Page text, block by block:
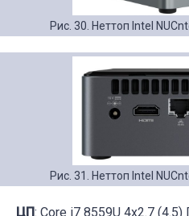
Рис. 30. Неттоп Intel
Рис. 31. Неттоп Intel
ЦП: Core i7 8559U 4x2.7 (4.5)